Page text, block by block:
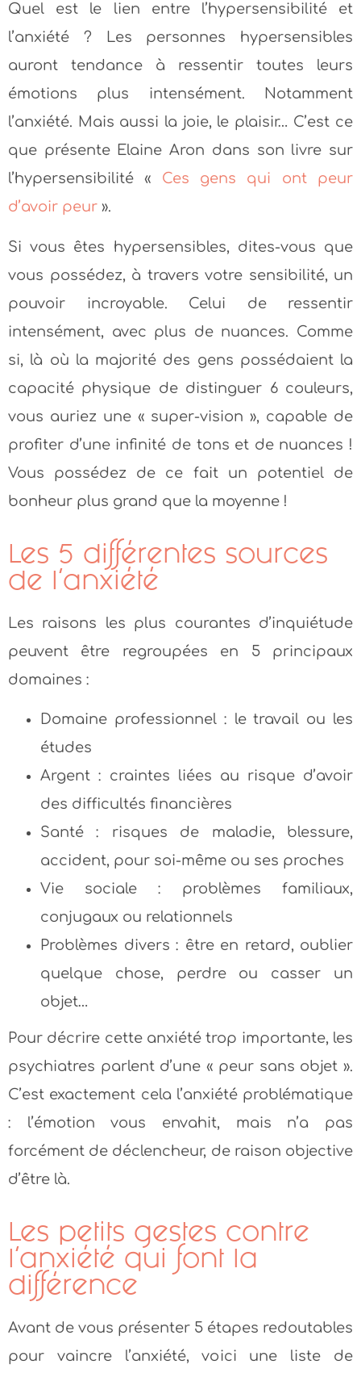
Quel est le lien entre l’hypersensibilité et
l’anxiété ? Les personnes hypersensibles
auront tendance à ressentir toutes leurs
émotions plus intensément. Notamment
l’anxiété. Mais aussi la joie, le plaisir… C’est ce
que présente Elaine Aron dans son livre sur
l’hypersensibilité « Ces gens qui ont peur
d’avoir peur ».
Si vous êtes hypersensibles, dites-vous que
vous possédez, à travers votre sensibilité, un
pouvoir incroyable. Celui de ressentir
intensément, avec plus de nuances. Comme
si, là où la majorité des gens possédaient la
capacité physique de distinguer 6 couleurs,
vous auriez une « super-vision », capable de
profiter d’une infinité de tons et de nuances !
Vous possédez de ce fait un potentiel de
bonheur plus grand que la moyenne !
Les 5 différentes sources
de l’anxiété
Les raisons les plus courantes d’inquiétude
peuvent être regroupées en 5 principaux
domaines :
Domaine professionnel : le travail ou les
études
Argent : craintes liées au risque d’avoir
des difficultés financières
Santé : risques de maladie, blessure,
accident, pour soi-même ou ses proches
Vie sociale : problèmes familiaux,
conjugaux ou relationnels
Problèmes divers : être en retard, oublier
quelque chose, perdre ou casser un
objet…
Pour décrire cette anxiété trop importante, les
psychiatres parlent d’une « peur sans objet ».
C’est exactement cela l’anxiété problématique
: l’émotion vous envahit, mais n’a pas
forcément de déclencheur, de raison objective
d’être là.
Les petits gestes contre
l’anxiété qui font la
différence
Avant de vous présenter 5 étapes redoutables
pour vaincre l’anxiété, voici une liste de